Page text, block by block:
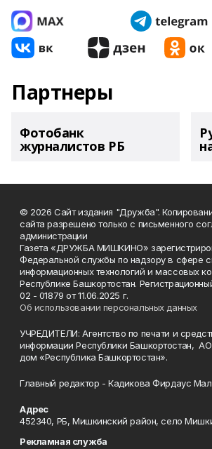
Партнеры
Фотобанк
журналистов РБ
© 2026 Сайт издания "Дружба".
сайта разрешено только с письменного
администрации
Газета «ДРУЖБА МИШКИНО»
Федеральной службы по надзору в сфере
информационных технологий и массовых
Республике Башкортостан.
02 - 01879 от 11.06.2025 г.
Об использовании персональных данных
УЧРЕДИТЕЛИ: Агентство по печати и
информации Республики Башкортостан,
дом «Республика Башкортостан».
Главный редактор - Кадикова Фирдаус
Адрес
452340, РБ, Мишкинский район, село
Рекламная служба